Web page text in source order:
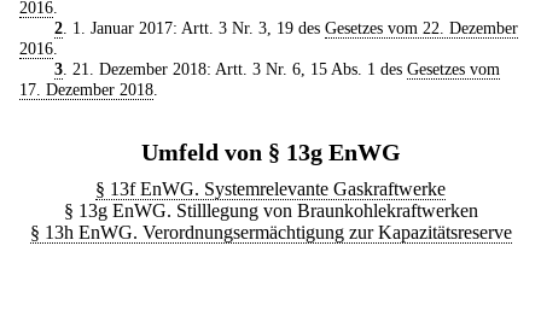
2016
2. 1. Januar 2017: Artt. 3 Nr. 3, 19 des Gesetzes vom 22. Dezember
2016
3. 21. Dezember 2018: Artt. 3 Nr. 6, 15 Abs. 1 des Gesetzes vom
17. Dezember 2018
Umfeld von § 13g EnWG
§ 13f EnWG. Systemrelevante Gaskraftwerke
§ 13g EnWG. Stilllegung von Braunkohlekraftwerken
§ 13h EnWG. Verordnungsermächtigung zur Kapazitätsreserve